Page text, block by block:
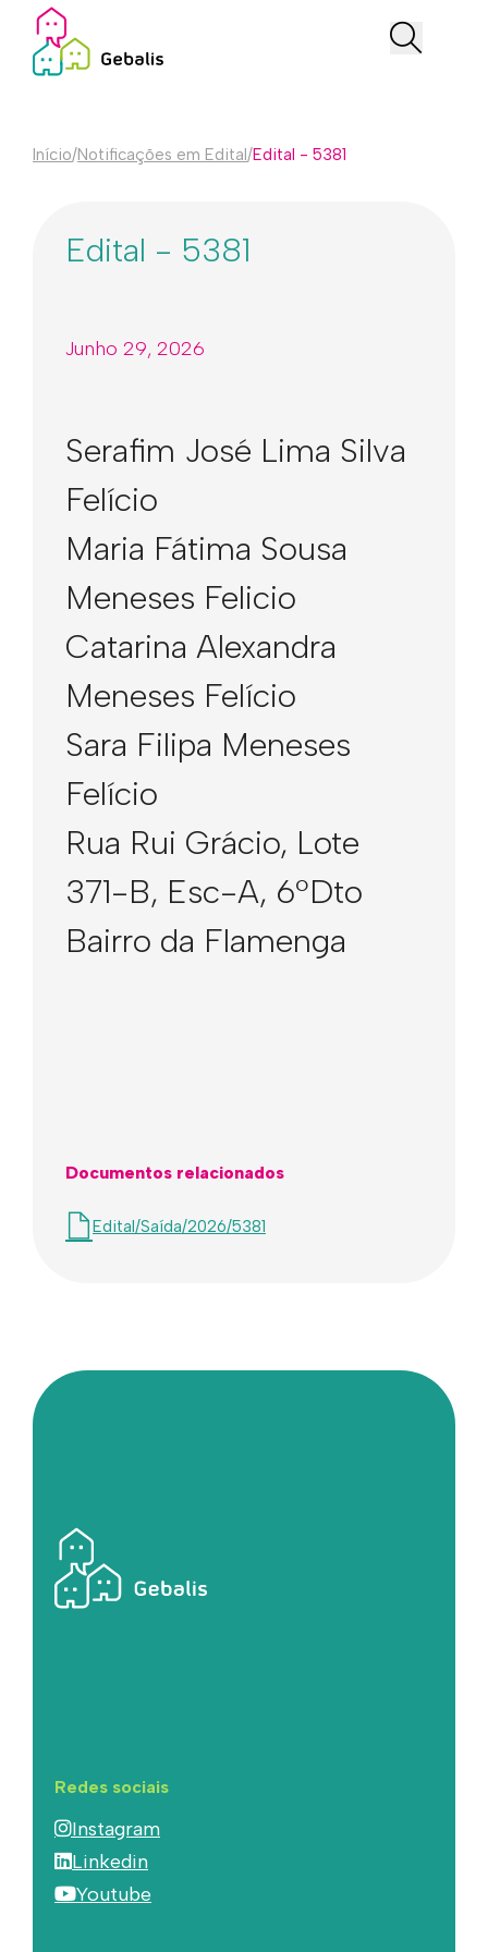
Início/Notificações em Edital/Edital - 5381
Edital - 5381
Junho 29, 2026
Serafim José Lima Silva
Felício
Maria Fátima Sousa
Meneses Felicio
Catarina Alexandra
Meneses Felício
Sara Filipa Meneses
Felício
Rua Rui Grácio, Lote
371-B, Esc-A, 6ºDto
Bairro da Flamenga
Documentos relacionados
Edital/Saída/2026/5381
Redes sociais
Instagram
Linkedin
Youtube